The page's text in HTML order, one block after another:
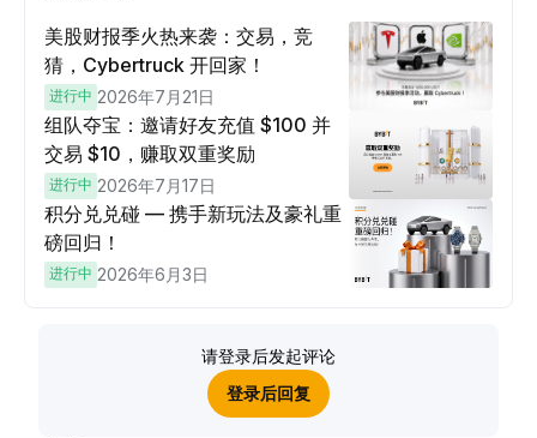
美股财报季火热来袭：交易，竞
猜，Cybertruck 开回家！
进行中 2026年7月21日
组队夺宝：邀请好友充值 $100 并
交易 $10，赚取双重奖励
进行中 2026年7月17日
积分兑兑碰 — 携手新玩法及豪礼重
磅回归！
进行中 2026年6月3日
请登录后发起评论
登录后回复